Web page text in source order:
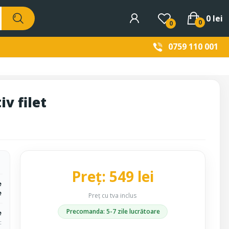
0 0 lei
0
0759 110 001
filet
Preț: 549 lei
Preț cu tva inclus
Precomanda: 5-7 zile lucrătoare